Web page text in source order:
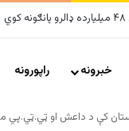
زلزلو پراخ زیانونه اړولي
خبرونه راپورونه
کې د داعش او ټي.ټي.پي